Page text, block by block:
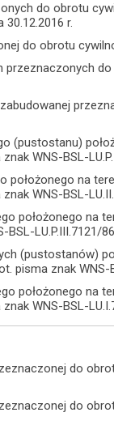
do obrotu
30.12.2016 r.
do obrotu
(pustostanu)
WNS-BSL-
na
WNS-BSL-
położonego na
LU.P.III.7121/
(pustostanów)
znak WNS-
położonego na
WNS-BSL-
do
do